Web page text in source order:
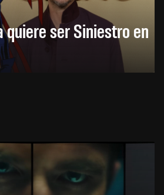
quiere ser Siniestro en